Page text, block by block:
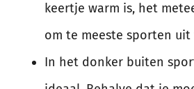
keertje warm is, het
om te meeste sporten uit
In het donker buiten